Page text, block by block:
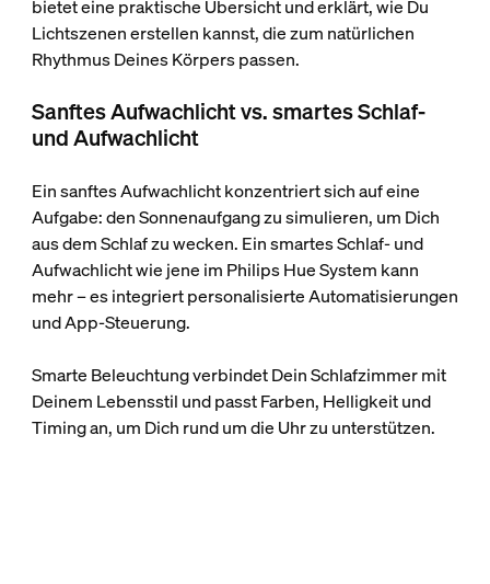
bietet eine praktische Übersicht und erklärt, wie Du
Lichtszenen erstellen kannst, die zum natürlichen
Rhythmus Deines Körpers passen.
Sanftes Aufwachlicht vs. smartes Schlaf-
und Aufwachlicht
Ein sanftes Aufwachlicht konzentriert sich auf eine
Aufgabe: den Sonnenaufgang zu simulieren, um Dich
aus dem Schlaf zu wecken. Ein smartes Schlaf- und
Aufwachlicht wie jene im Philips Hue System kann
mehr – es integriert personalisierte Automatisierungen
und App-Steuerung.
Smarte Beleuchtung verbindet Dein Schlafzimmer mit
Deinem Lebensstil und passt Farben, Helligkeit und
Timing an, um Dich rund um die Uhr zu unterstützen.